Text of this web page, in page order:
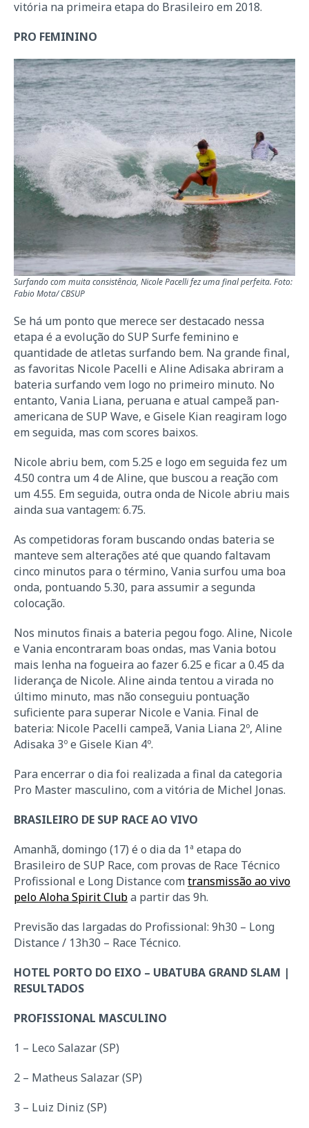
vitória na primeira etapa do Brasileiro em 2018.
PRO FEMININO
Surfando com muita consistência, Nicole Pacelli fez uma final perfeita. Foto:
Fabio Mota/ CBSUP
Se há um ponto que merece ser destacado nessa
etapa é a evolução do SUP Surfe feminino e
quantidade de atletas surfando bem. Na grande final,
as favoritas Nicole Pacelli e Aline Adisaka abriram a
bateria surfando vem logo no primeiro minuto. No
entanto, Vania Liana, peruana e atual campeã pan-
americana de SUP Wave, e Gisele Kian reagiram logo
em seguida, mas com scores baixos.
Nicole abriu bem, com 5.25 e logo em seguida fez um
4.50 contra um 4 de Aline, que buscou a reação com
um 4.55. Em seguida, outra onda de Nicole abriu mais
ainda sua vantagem: 6.75.
As competidoras foram buscando ondas bateria se
manteve sem alterações até que quando faltavam
cinco minutos para o término, Vania surfou uma boa
onda, pontuando 5.30, para assumir a segunda
colocação.
Nos minutos finais a bateria pegou fogo. Aline, Nicole
e Vania encontraram boas ondas, mas Vania botou
mais lenha na fogueira ao fazer 6.25 e ficar a 0.45 da
liderança de Nicole. Aline ainda tentou a virada no
último minuto, mas não conseguiu pontuação
suficiente para superar Nicole e Vania. Final de
bateria: Nicole Pacelli campeã, Vania Liana 2º, Aline
Adisaka 3º e Gisele Kian 4º.
Para encerrar o dia foi realizada a final da categoria
Pro Master masculino, com a vitória de Michel Jonas.
BRASILEIRO DE SUP RACE AO VIVO
Amanhã, domingo (17) é o dia da 1ª etapa do
Brasileiro de SUP Race, com provas de Race Técnico
Profissional e Long Distance comtransmissão ao vivo
pelo Aloha Spirit Cluba partir das 9h.
Previsão das largadas do Profissional: 9h30 – Long
Distance / 13h30 – Race Técnico.
HOTEL PORTO DO EIXO – UBATUBA GRAND SLAM |
RESULTADOS
PROFISSIONAL MASCULINO
1 – Leco Salazar (SP)
2 – Matheus Salazar (SP)
3 – Luiz Diniz (SP)